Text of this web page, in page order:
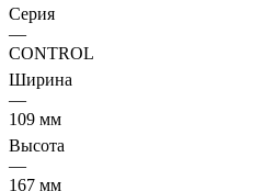
Серия
—
CONTROL
Ширина
—
109 мм
Высота
—
167 мм